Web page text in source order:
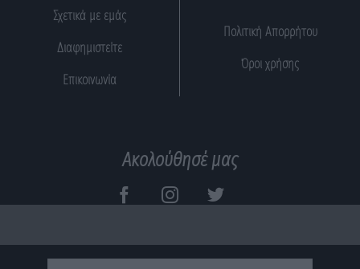
Σχετικά με εμάς
Διαφημιστείτε
Επικοινωνία
Πολιτική Απορρήτου
Όροι χρήσης
Ακολούθησέ μας